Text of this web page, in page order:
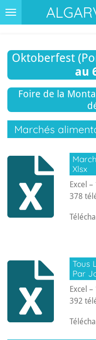
Passer
au
principal
Oktoberfest
au
Foire de la
Marchés
Xlsx
Excel –
378
Tous
Par
Excel –
392